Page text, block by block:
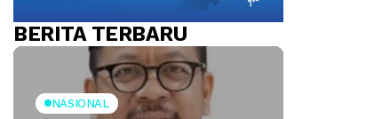
BERITA TERBARU
NASIONAL